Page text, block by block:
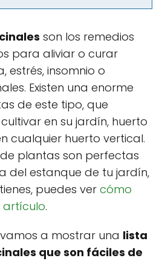
son los remedios
para aliviar o curar
estrés, insomnio o
Existen una enorme
de este tipo, que
en su jardín, huerto
cualquier huerto vertical.
plantas son perfectas
del estanque de tu jardín,
puedes ver cómo
artículo.
a mostrar una lista
que son fáciles de